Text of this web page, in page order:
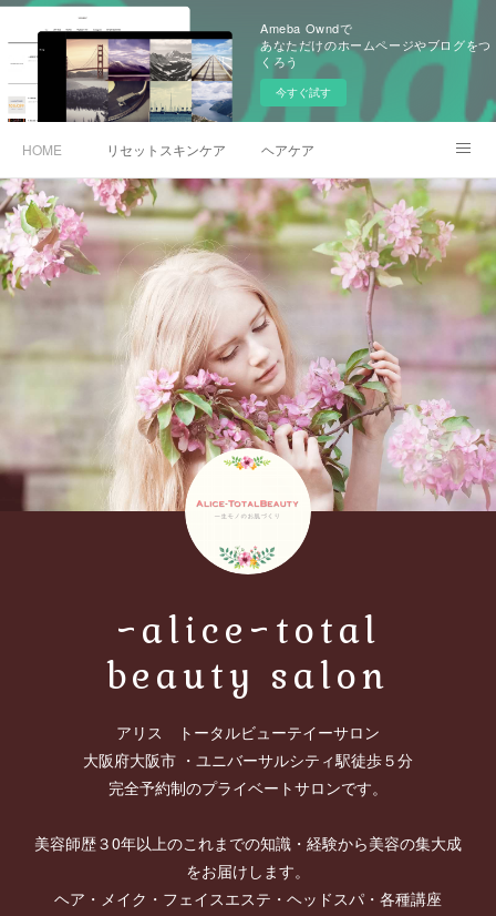
Ameba Owndで
あなただけのホームページやブログをつ
くろう
今すぐ試す
HOME リセットスキンケア ヘアケア
予約サイトへ BLOG
~alice~total
beauty salon
アリス トータルビューテイーサロン
大阪府大阪市 ・ユニバーサルシティ駅徒歩５分
完全予約制のプライベートサロンです。
美容師歴３0年以上のこれまでの知識・経験から美容の集大成
をお届けします。
ヘア・メイク・フェイスエステ・ヘッドスパ・各種講座